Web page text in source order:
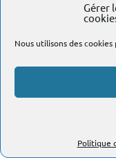
Gérer
Nous utilisons des
Politique